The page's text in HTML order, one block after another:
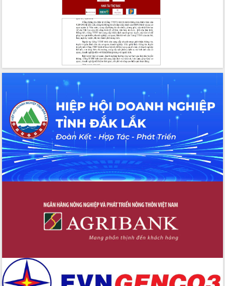
Hội thảo khoa học “Giải pháp thúc đẩy
phát triển nền kinh tế xanh tại tỉnh
Tăng cường giám sát, đôn đốc thực
hiện nhiệm vụ quản lý tài sản công
Tháo gỡ những vướng mắc, đẩy mạnh
công tác cải cách thủ tục hành chính
tại Trung tâm Phục vụ hành chính
công tỉnh
Đắk Lắk: Tôn vinh 46 giải pháp tại Hội
thi Sáng tạo Kỹ thuật 2024 - 2025
Đắk Lắk rà soát, điều chỉnh Đề án 190
về phát triển nuôi trồng thủy sản
Phó Chủ tịch UBND tỉnh Đắk Lắk
Trương Công Thái kiểm tra thực địa
Dự án cao tốc Khánh Hòa - Buôn Ma
Định vị cà phê Việt Nam như một “di
sản sống” trong dòng chảy toàn cầu
Xây dựng nông thôn mới: Nâng cao đời
sống người dân từ những mô hình thiết
Quyết liệt tháo gỡ vướng mắc, đẩy
nhanh tiến độ các dự án trọng điểm
trong Khu kinh tế Nam Phú Yên